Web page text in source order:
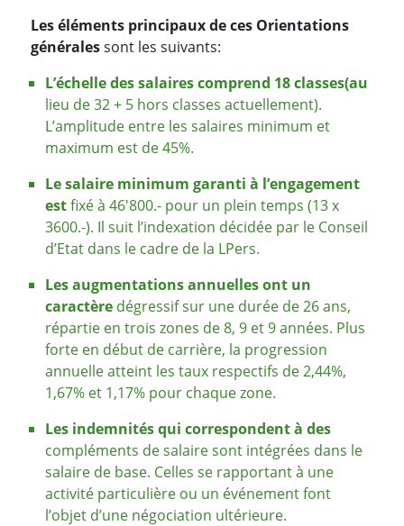
Les éléments principaux de ces Orientations
généralessont les suivants:
L’échelle des salaires comprend 18 classes(au
lieu de 32 + 5 hors classes actuellement).
L’amplitude entre les salaires minimum et
maximum est de 45%.
Le salaire minimum garanti à l’engagement
estfixé à 46'800.- pour un plein temps (13 x
3600.-). Il suit l’indexation décidée par le Conseil
d’Etat dans le cadre de la LPers.
Les augmentations annuelles ont un
caractère dégressif sur une durée de 26 ans,
répartie en trois zones de 8, 9 et 9 années. Plus
forte en début de carrière, la progression
annuelle atteint les taux respectifs de 2,44%,
1,67% et 1,17% pour chaque zone.
Les indemnités qui correspondent à des
compléments de salaire sont intégrées dans le
salaire de base. Celles se rapportant à une
activité particulière ou un événement font
l’objet d’une négociation ultérieure.